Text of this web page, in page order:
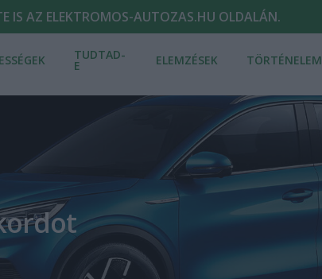
IS AZ ELEKTROMOS-AUTOZAS.HU OLDALÁN.
TUDTAD-
E ELEMZÉSEK TÖRTÉNELEM